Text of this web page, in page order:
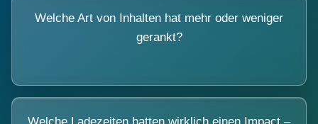
Welche Art von Inhalten hat mehr oder weniger
gerankt?